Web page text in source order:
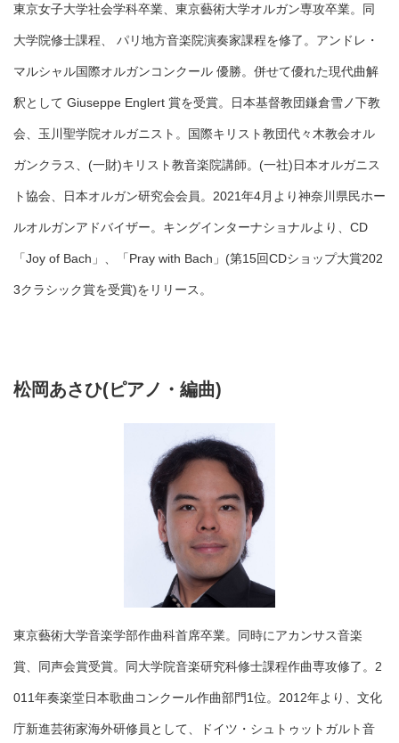
東京女子大学社会学科卒業、東京藝術大学オルガン専攻卒業。同
大学院修士課程、 パリ地方音楽院演奏家課程を修了。アンドレ・
マルシャル国際オルガンコンクール 優勝。併せて優れた現代曲解
釈として Giuseppe Englert 賞を受賞。日本基督教団鎌倉雪ノ下教
会、玉川聖学院オルガニスト。国際キリスト教団代々木教会オル
ガンクラス、(一財)キリスト教音楽院講師。(一社)日本オルガニス
ト協会、日本オルガン研究会会員。2021年4月より神奈川県民ホー
ルオルガンアドバイザー。キングインターナショナルより、CD
「Joy of Bach」、「Pray with Bach」(第15回CDショップ大賞202
3クラシック賞を受賞)をリリース。
松岡あさひ(ピアノ・編曲)
東京藝術大学音楽学部作曲科首席卒業。同時にアカンサス音楽
賞、同声会賞受賞。同大学院音楽研究科修士課程作曲専攻修了。2
011年奏楽堂日本歌曲コンクール作曲部門1位。2012年より、文化
庁新進芸術家海外研修員として、ドイツ・シュトゥットガルト音